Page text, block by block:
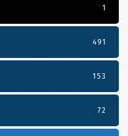
1
491
153
72